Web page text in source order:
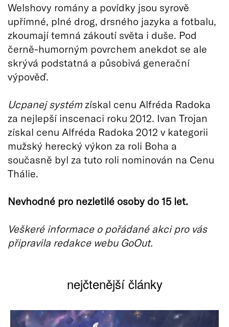
Welshovy romány a povídky jsou syrově
upřímné, plné drog, drsného jazyka a fotbalu,
zkoumají temná zákoutí světa i duše. Pod
černě-humorným povrchem anekdot se ale
skrývá podstatná a působivá generační
výpověď.
Ucpanej systém získal cenu Alfréda Radoka
za nejlepší inscenaci roku 2012. Ivan Trojan
získal cenu Alfréda Radoka 2012 v kategorii
mužský herecký výkon za roli Boha a
současně byl za tuto roli nominován na Cenu
Thálie.
Nevhodné pro nezletilé osoby do 15 let.
Veškeré informace o pořádané akci pro vás
připravila redakce webu GoOut.
nejčtenější články